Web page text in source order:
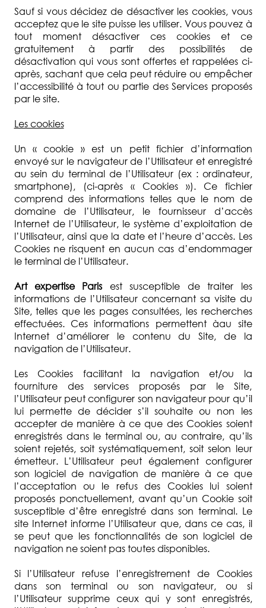
Sauf si vous décidez de désactiver les cookies, vous
acceptez que le site puisse les utiliser. Vous pouvez à
tout moment désactiver ces cookies et ce
gratuitement à partir des possibilités de
désactivation qui vous sont offertes et rappelées ci-
après, sachant que cela peut réduire ou empêcher
l’accessibilité à tout ou partie des Services proposés
par le site.
Les cookies
Un « cookie » est un petit fichier d’information
envoyé sur le navigateur de l’Utilisateur et enregistré
au sein du terminal de l’Utilisateur (ex : ordinateur,
smartphone), (ci-après « Cookies »). Ce fichier
comprend des informations telles que le nom de
domaine de l’Utilisateur, le fournisseur d’accès
Internet de l’Utilisateur, le système d’exploitation de
l’Utilisateur, ainsi que la date et l’heure d’accès. Les
Cookies ne risquent en aucun cas d’endommager
le terminal de l’Utilisateur.
Art expertise Paris est susceptible de traiter les
informations de l’Utilisateur concernant sa visite du
Site, telles que les pages consultées, les recherches
effectuées. Ces informations permettent àau site
Internet d’améliorer le contenu du Site, de la
navigation de l’Utilisateur.
Les Cookies facilitant la navigation et/ou la
fourniture des services proposés par le Site,
l’Utilisateur peut configurer son navigateur pour qu’il
lui permette de décider s’il souhaite ou non les
accepter de manière à ce que des Cookies soient
enregistrés dans le terminal ou, au contraire, qu’ils
soient rejetés, soit systématiquement, soit selon leur
émetteur. L’Utilisateur peut également configurer
son logiciel de navigation de manière à ce que
l’acceptation ou le refus des Cookies lui soient
proposés ponctuellement, avant qu’un Cookie soit
susceptible d’être enregistré dans son terminal. Le
site Internet informe l’Utilisateur que, dans ce cas, il
se peut que les fonctionnalités de son logiciel de
navigation ne soient pas toutes disponibles.
Si l’Utilisateur refuse l’enregistrement de Cookies
dans son terminal ou son navigateur, ou si
l’Utilisateur supprime ceux qui y sont enregistrés,